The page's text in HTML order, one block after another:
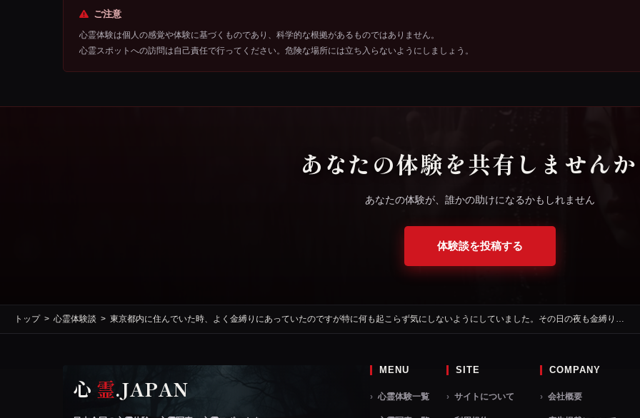
ご注意
心霊体験は個人の感覚や体験に基づくものであり、科学的な根拠があるものではありません。
心霊スポットへの訪問は自己責任で行ってください。危険な場所には立ち入らないようにしましょう。
あなたの体験を共有しません
あなたの体験が、誰かの助けになるかもしれません
体験談を投稿する
トップ 心霊体験談 東京都内に住んでいた時、よく金縛りにあっていたのですが特に何も起こらず気にしないようにしていました。その日の夜も金縛り…
心 霊.JAPAN
MENU
心霊体験一覧
SITE
サイトについて
COMPANY
会社概要